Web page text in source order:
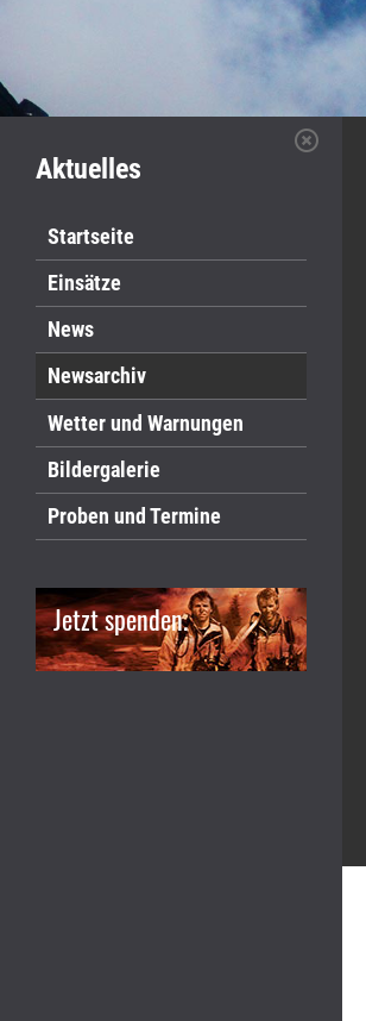
Aktuelles
Startseite
Einsätze
News
Newsarchiv
Wetter und Warnungen
Bildergalerie
Proben und Termine
Jetzt spenden.